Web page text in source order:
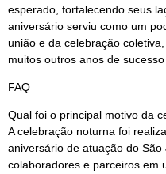
esperado, fortalecendo seus
aniversário serviu como um
união e da celebração
muitos outros anos de
FAQ
Qual foi o principal motivo da
A celebração noturna foi
aniversário de atuação do
colaboradores e parceiros em